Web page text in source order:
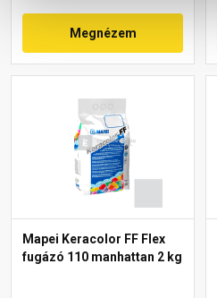
Megnézem
Mapei Keracolor FF Flex
fugázó 110 manhattan 2 kg